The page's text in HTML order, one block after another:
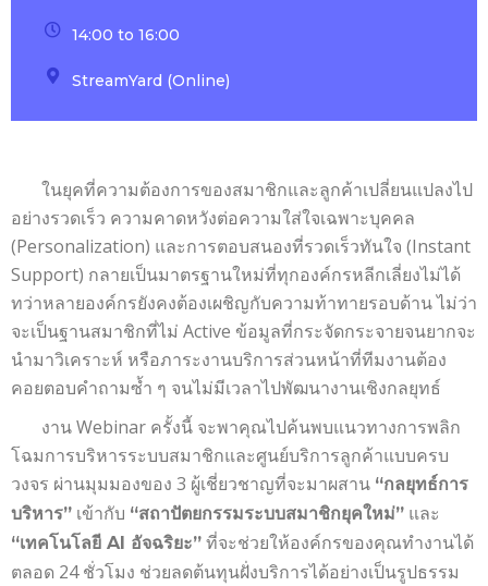
14:00 to 16:00
StreamYard (Online)
ในยุคที่ความต้องการของสมาชิกและลูกค้าเปลี่ยนแปลงไป
อย่างรวดเร็ว ความคาดหวังต่อความใส่ใจเฉพาะบุคคล
(Personalization) และการตอบสนองที่รวดเร็วทันใจ (Instant
Support) กลายเป็นมาตรฐานใหม่ที่ทุกองค์กรหลีกเลี่ยงไม่ได้
ทว่าหลายองค์กรยังคงต้องเผชิญกับความท้าทายรอบด้าน ไม่ว่า
จะเป็นฐานสมาชิกที่ไม่ Active ข้อมูลที่กระจัดกระจายจนยากจะ
นำมาวิเคราะห์ หรือภาระงานบริการส่วนหน้าที่ทีมงานต้อง
คอยตอบคำถามซ้ำ ๆ จนไม่มีเวลาไปพัฒนางานเชิงกลยุทธ์
งาน Webinar ครั้งนี้ จะพาคุณไปค้นพบแนวทางการพลิก
โฉมการบริหารระบบสมาชิกและศูนย์บริการลูกค้าแบบครบ
วงจร ผ่านมุมมองของ 3 ผู้เชี่ยวชาญที่จะมาผสาน “กลยุทธ์การ
บริหาร” เข้ากับ “สถาปัตยกรรมระบบสมาชิกยุคใหม่” และ
“เทคโนโลยี AI อัจฉริยะ” ที่จะช่วยให้องค์กรของคุณทำงานได้
ตลอด 24 ชั่วโมง ช่วยลดต้นทุนฝั่งบริการได้อย่างเป็นรูปธรรม